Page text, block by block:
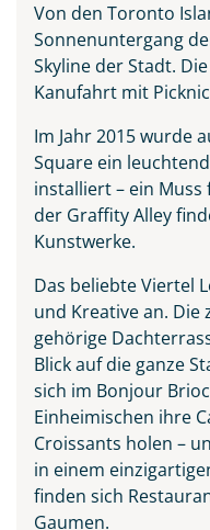
Von den Toronto
Sonnenuntergang
Skyline der Stadt.
Kanufahrt mit
Im Jahr 2015 wurde
Square ein
installiert – ein Muss
der Graffity Alley
Kunstwerke.
Das beliebte Viertel
und Kreative an. Die
gehörige
Blick auf die ganze
sich im Bonjour
Einheimischen ihre
Croissants holen –
in einem
finden sich
Gaumen.